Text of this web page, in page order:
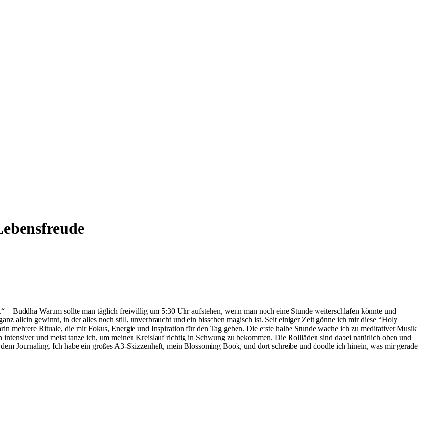
– Buddha Warum sollte man täglich freiwillig um 5:30 Uhr aufstehen, wenn man noch eine Stunde weiterschlafen könnte und
allein gewinnt, in der alles noch still, unverbraucht und ein bisschen magisch ist. Seit einiger Zeit gönne ich mir diese “Holy
mehrere Rituale, die mir Fokus, Energie und Inspiration für den Tag geben. Die erste halbe Stunde wache ich zu meditativer Musik
und meist tanze ich, um meinen Kreislauf richtig in Schwung zu bekommen. Die Rollläden sind dabei natürlich oben und
Journaling. Ich habe ein großes A3-Skizzenheft, mein Blossoming Book, und dort schreibe und doodle ich hinein, was mir gerade